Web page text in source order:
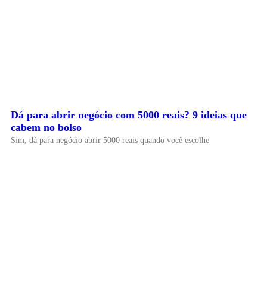
Dá para abrir negócio com 5000 reais? 9 ideias que
cabem no bolso
Sim, dá para negócio abrir 5000 reais quando você escolhe